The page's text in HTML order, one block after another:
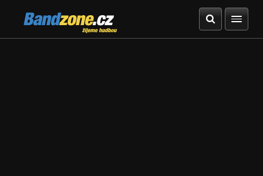
Bandzone.cz
žijeme hudbou